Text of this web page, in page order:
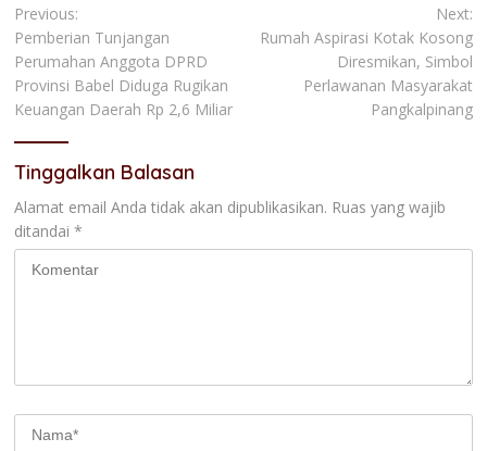
Navigasi
pos
Previous:
Pemberian Tunjangan
Perumahan Anggota DPRD
Provinsi Babel Diduga Rugikan
Keuangan Daerah Rp 2,6 Miliar
Next:
Rumah Aspirasi Kotak Kosong
Diresmikan, Simbol
Perlawanan Masyarakat
Pangkalpinang
Tinggalkan Balasan
Alamat email Anda tidak akan dipublikasikan. Ruas yang wajib
ditandai *